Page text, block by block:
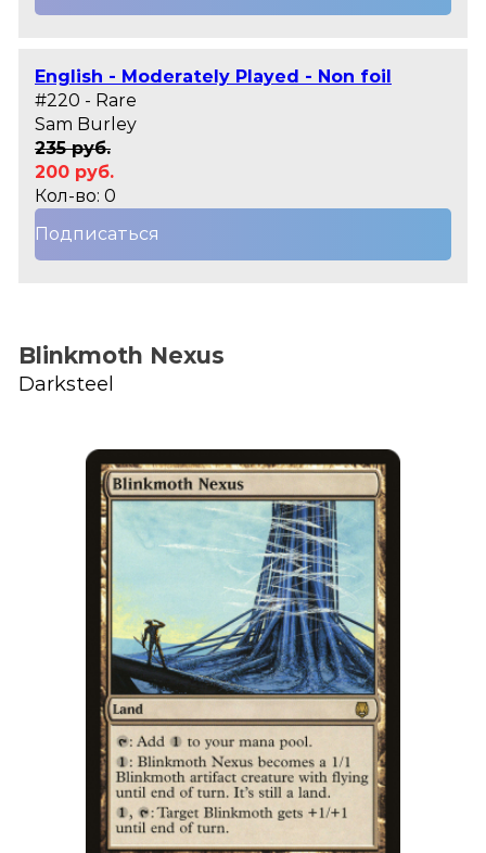
English - Moderately Played - Non foil
#220 - Rare
Sam Burley
235 руб.
200 руб.
Кол-во: 0
Подписаться
Blinkmoth Nexus
Darksteel